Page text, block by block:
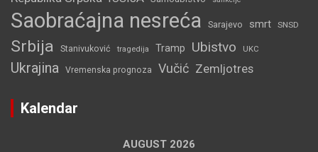
Saobraćajna nesreća Sarajevo smrt SNSD
Srbija Stanivuković tragedija Tramp Ubistvo UKC
Ukrajina Vremenska prognoza Vučić Zemljotres
Kalendar
AUGUST 2026